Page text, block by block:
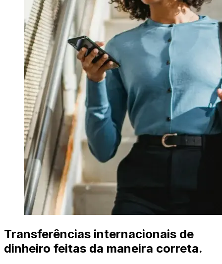
Transferências internacionais de
dinheiro feitas da maneira correta.